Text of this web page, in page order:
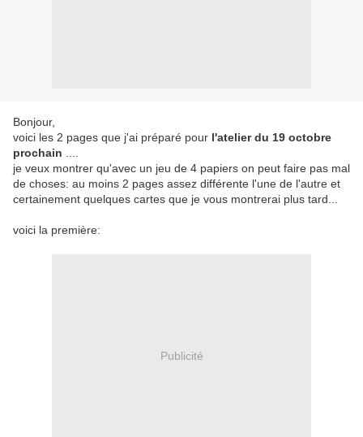
Bonjour,
voici les 2 pages que j'ai préparé pour l'atelier du 19 octobre
prochain
je veux montrer qu'avec un jeu de 4 papiers on peut faire pas mal
de choses: au moins 2 pages assez différente l'une de l'autre et
certainement quelques cartes que je vous montrerai plus tard...
voici la première:
Publicité